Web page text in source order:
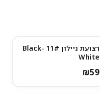
רצועת ניילון 11# Black-
White
₪59